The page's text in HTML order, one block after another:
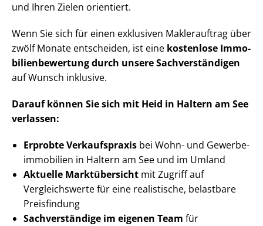
und Ihren Zielen orientiert.
Wenn Sie sich für einen exklusiven Maklerauftrag über
zwölf Monate entscheiden, ist eine kostenlose Im­mo­
bi­li­en­be­wer­tung durch unsere Sach­ver­stän­di­gen
auf Wunsch inklusive.
Darauf können Sie sich mit Heid in Haltern am See
verlassen:
Erprobte Verkaufspraxis bei Wohn- und Ge­wer­be­
im­mo­bi­li­en in Haltern am See und im Umland
Aktuelle Marktübersicht mit Zugriff auf
Vergleichswerte für eine realistische, belastbare
Preisfindung
Sachverständige im eigenen Team für